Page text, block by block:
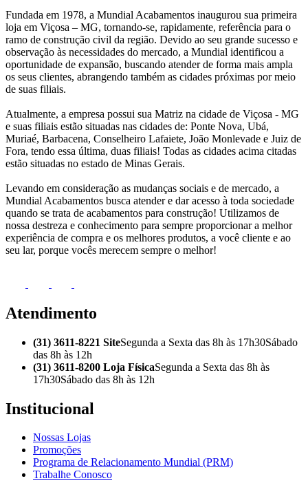
Fundada em 1978, a Mundial Acabamentos inaugurou sua primeira
loja em Viçosa – MG, tornando-se, rapidamente, referência para o
ramo de construção civil da região. Devido ao seu grande sucesso e
observação às necessidades do mercado, a Mundial identificou a
oportunidade de expansão, buscando atender de forma mais ampla
os seus clientes, abrangendo também as cidades próximas por meio
de suas filiais.
Atualmente, a empresa possui sua Matriz na cidade de Viçosa - MG
e suas filiais estão situadas nas cidades de: Ponte Nova, Ubá,
Muriaé, Barbacena, Conselheiro Lafaiete, João Monlevade e Juiz de
Fora, tendo essa última, duas filiais! Todas as cidades acima citadas
estão situadas no estado de Minas Gerais.
Levando em consideração as mudanças sociais e de mercado, a
Mundial Acabamentos busca atender e dar acesso à toda sociedade
quando se trata de acabamentos para construção! Utilizamos de
nossa destreza e conhecimento para sempre proporcionar a melhor
experiência de compra e os melhores produtos, a você cliente e ao
seu lar, porque vocês merecem sempre o melhor!
Atendimento
(31) 3611-8221 SiteSegunda a Sexta das 8h às 17h30Sábado
das 8h às 12h
(31) 3611-8200 Loja FísicaSegunda a Sexta das 8h às
17h30Sábado das 8h às 12h
Institucional
Nossas Lojas
Promoções
Programa de Relacionamento Mundial (PRM)
Trabalhe Conosco